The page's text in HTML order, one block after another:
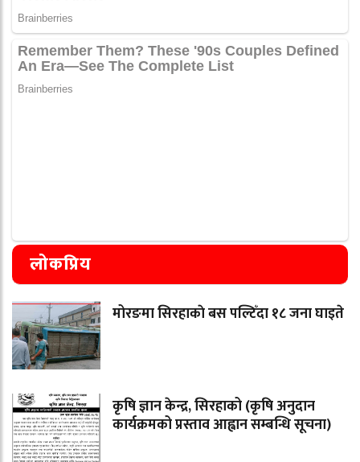
लोकप्रिय
मोरङमा सिरहाकाे बस पल्टिँदा १८ जना घाइते
कृषि ज्ञान केन्द्र, सिरहाको (कृषि अनुदान
कार्यक्रमको प्रस्ताव आह्वान सम्बन्धि सूचना)